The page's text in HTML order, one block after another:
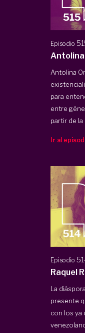
Episodio
Antolina
para
entre
partir de la ...
Ir al
Episodio
Raquel
La
presente
con los ya